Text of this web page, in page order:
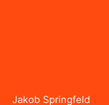
Jakob Springfeld